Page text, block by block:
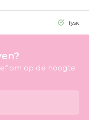
fysieke
om op de hoogte